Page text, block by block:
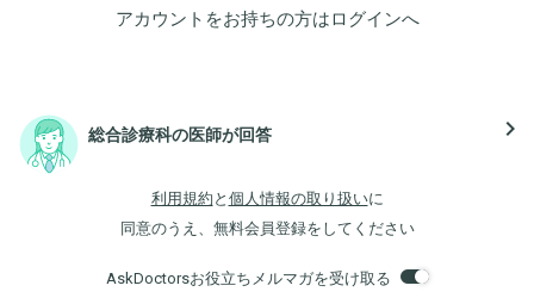
アカウントをお持ちの方はログインへ
総合診療科の医師が回答 navigate_next
利用規約 と 個人情報の取り扱いに
同意のうえ、無料会員登録をしてください
AskDoctorsお役立ちメルマガを受け取る